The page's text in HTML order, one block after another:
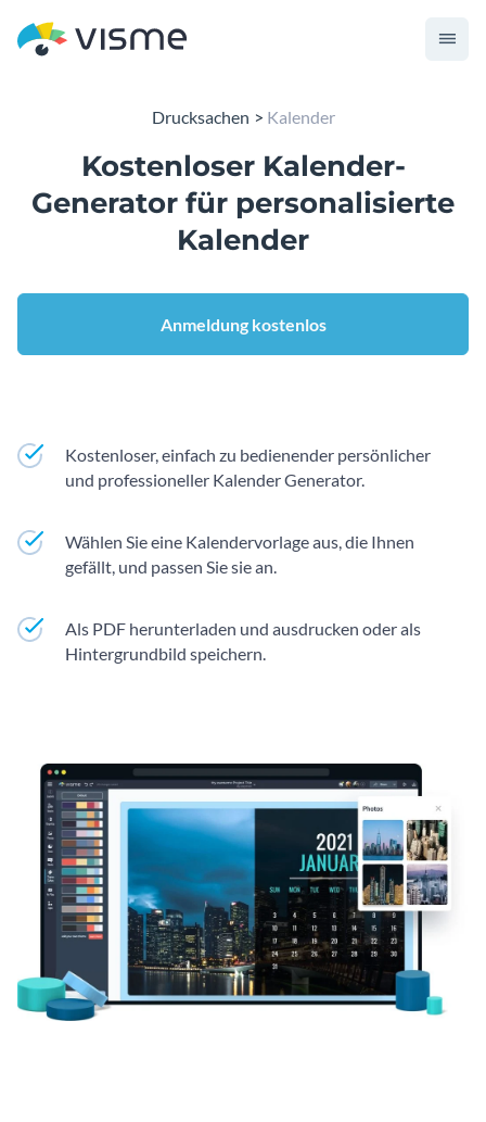
Drucksachen Kalender
Kostenloser Kalender-
Generator für personalisierte
Kalender
Anmeldung kostenlos
Kostenloser, einfach zu bedienender persönlicher
und professioneller Kalender Generator.
Wählen Sie eine Kalendervorlage aus, die Ihnen
gefällt, und passen Sie sie an.
Als PDF herunterladen und ausdrucken oder als
Hintergrundbild speichern.